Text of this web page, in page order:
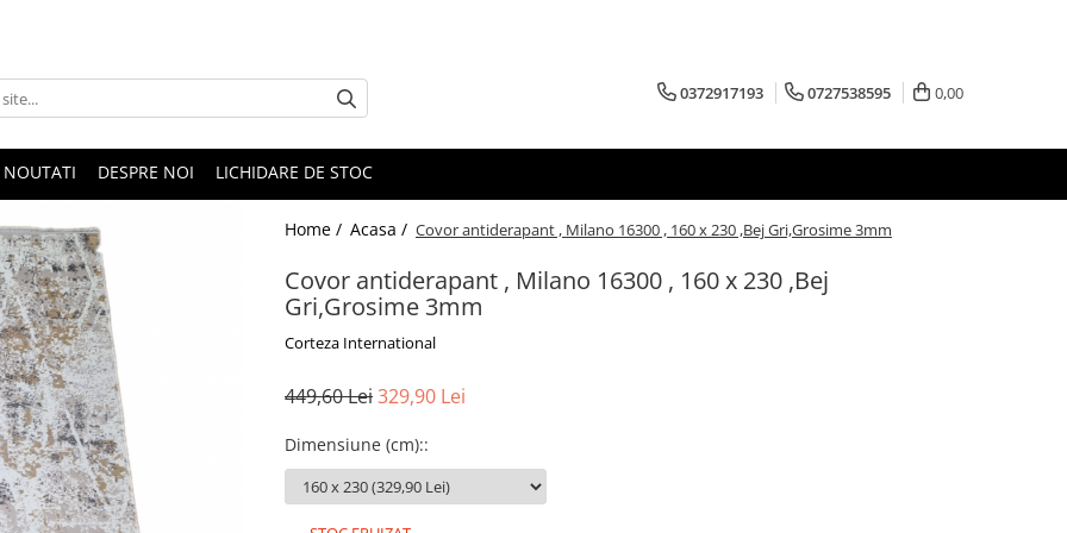
0372917193 0727538595 0,00
NOUTATI DESPRE NOI LICHIDARE DE STOC
Home / Acasa / Covor antiderapant , Milano 16300 , 160 x 230 ,Bej Gri,Grosime 3mm
Covor antiderapant , Milano 16300 , 160 x 230 ,Bej
Gri,Grosime 3mm
Corteza International
449,60 Lei329,90 Lei
Dimensiune (cm)::